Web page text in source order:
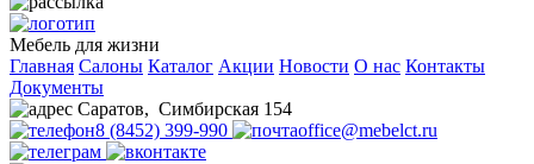
Мебель для жизни
Главная Салоны Каталог Акции Новости О нас Контакты
Документы
Саратов, Симбирская 154
8 (8452) 399-990
office@mebelct.ru